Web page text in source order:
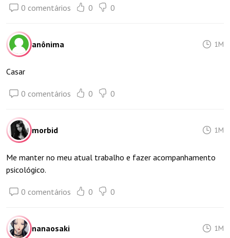
0 comentários 0 0
anônima 1M
Casar
0 comentários 0 0
morbid 1M
Me manter no meu atual trabalho e fazer acompanhamento
psicológico.
0 comentários 0 0
nanaosaki 1M